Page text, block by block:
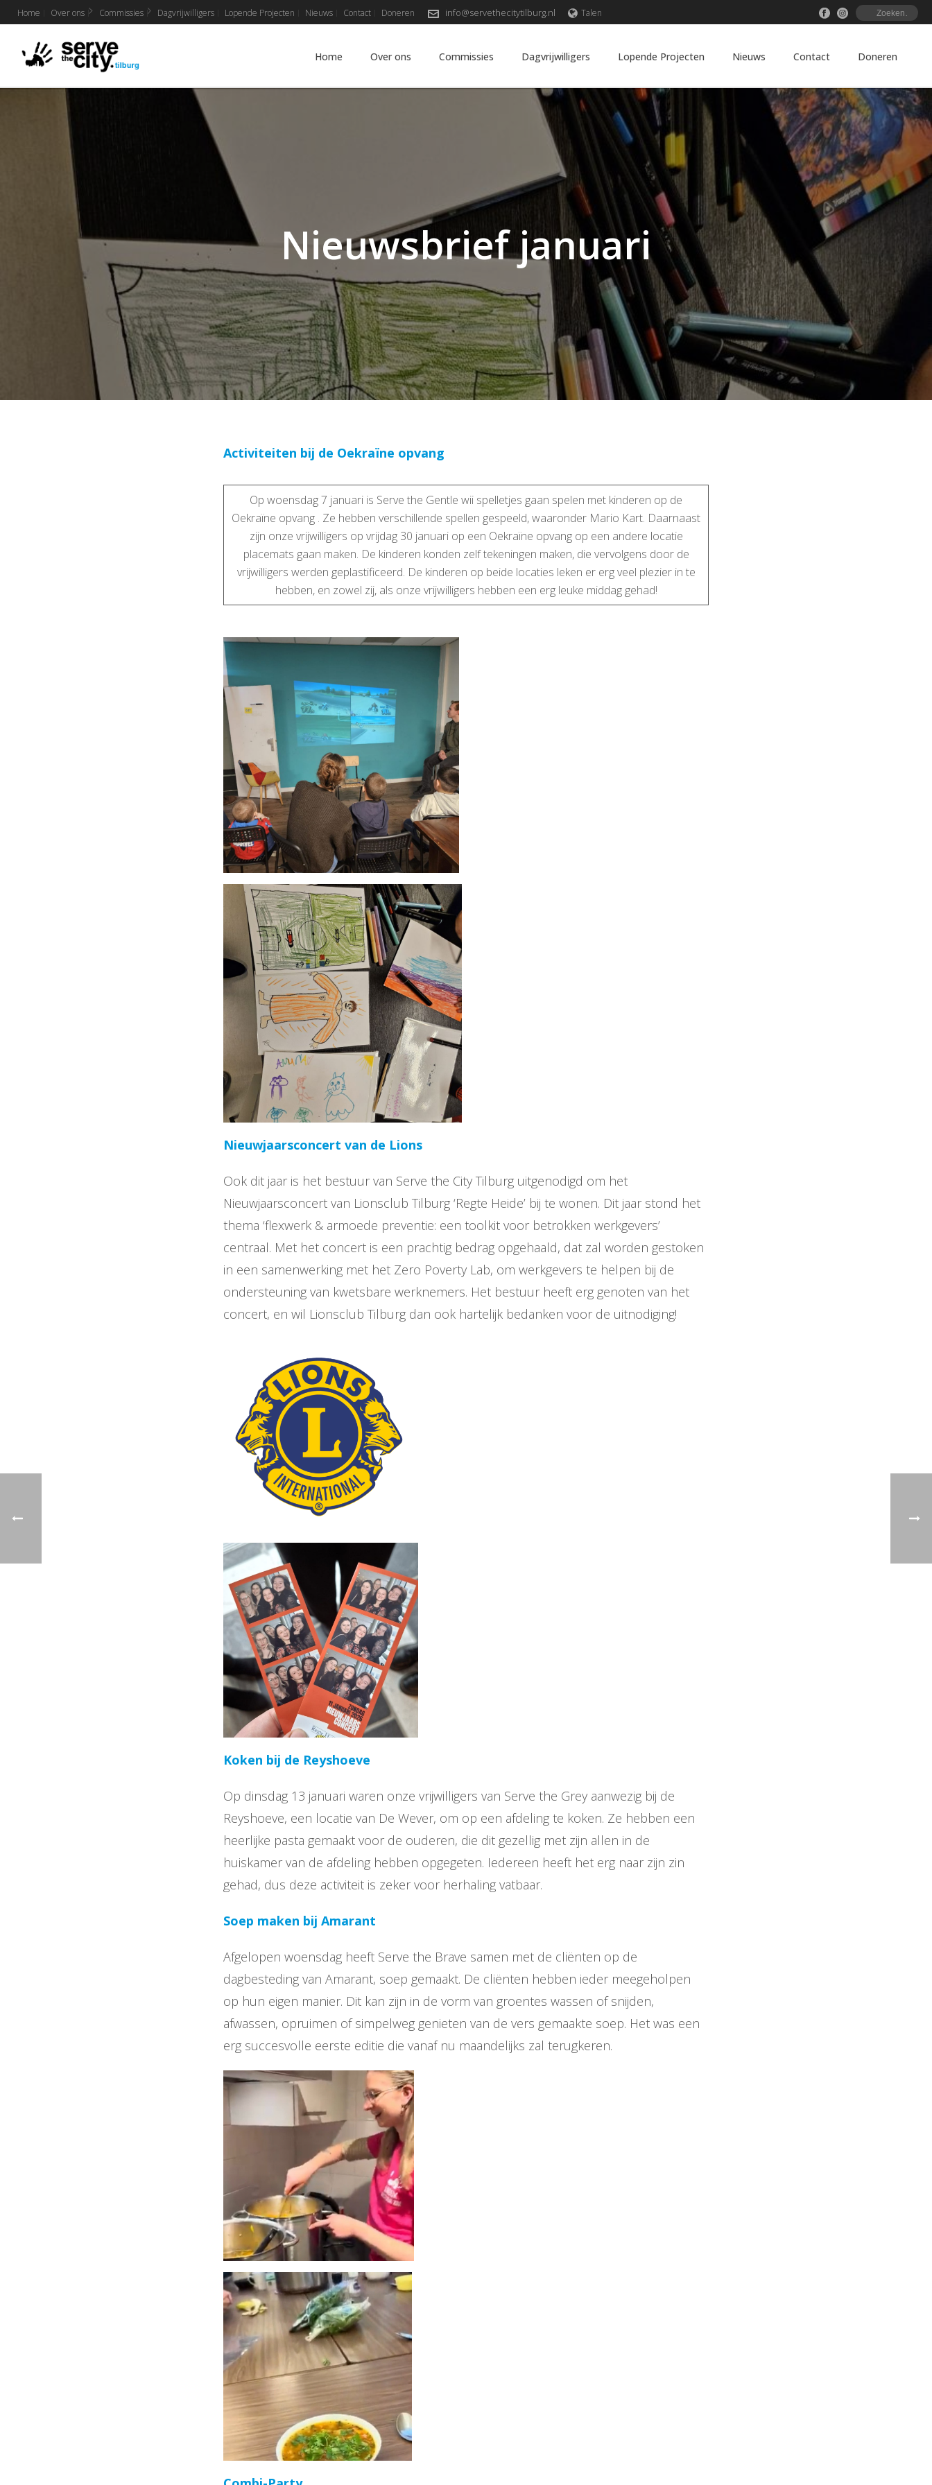
Home Over ons Commissies Dagvrijwilligers Lopende Projecten Nieuws Contact Doneren info@servethecitytilburg.nl Talen
Home Over ons Commissies Dagvrijwilligers Lopende Projecten Nieuws Contact Doneren
Nieuwsbrief januari
Activiteiten bij de Oekraïne opvang
Op woensdag 7 januari is Serve the Gentle wii spelletjes gaan spelen met kinderen op de
Oekraïne opvang . Ze hebben verschillende spellen gespeeld, waaronder Mario Kart. Daarnaast
zijn onze vrijwilligers op vrijdag 30 januari op een Oekraïne opvang op een andere locatie
placemats gaan maken. De kinderen konden zelf tekeningen maken, die vervolgens door de
vrijwilligers werden geplastificeerd. De kinderen op beide locaties leken er erg veel plezier in te
hebben, en zowel zij, als onze vrijwilligers hebben een erg leuke middag gehad!
Nieuwjaarsconcert van de Lions
Ook dit jaar is het bestuur van Serve the City Tilburg uitgenodigd om het
Nieuwjaarsconcert van Lionsclub Tilburg ‘Regte Heide’ bij te wonen. Dit jaar stond het
thema ‘flexwerk & armoede preventie: een toolkit voor betrokken werkgevers’
centraal. Met het concert is een prachtig bedrag opgehaald, dat zal worden gestoken
in een samenwerking met het Zero Poverty Lab, om werkgevers te helpen bij de
ondersteuning van kwetsbare werknemers. Het bestuur heeft erg genoten van het
concert, en wil Lionsclub Tilburg dan ook hartelijk bedanken voor de uitnodiging!
Koken bij de Reyshoeve
Op dinsdag 13 januari waren onze vrijwilligers van Serve the Grey aanwezig bij de
Reyshoeve, een locatie van De Wever, om op een afdeling te koken. Ze hebben een
heerlijke pasta gemaakt voor de ouderen, die dit gezellig met zijn allen in de
huiskamer van de afdeling hebben opgegeten. Iedereen heeft het erg naar zijn zin
gehad, dus deze activiteit is zeker voor herhaling vatbaar.
Soep maken bij Amarant
Afgelopen woensdag heeft Serve the Brave samen met de cliënten op de
dagbesteding van Amarant, soep gemaakt. De cliënten hebben ieder meegeholpen
op hun eigen manier. Dit kan zijn in de vorm van groentes wassen of snijden,
afwassen, opruimen of simpelweg genieten van de vers gemaakte soep. Het was een
erg succesvolle eerste editie die vanaf nu maandelijks zal terugkeren.